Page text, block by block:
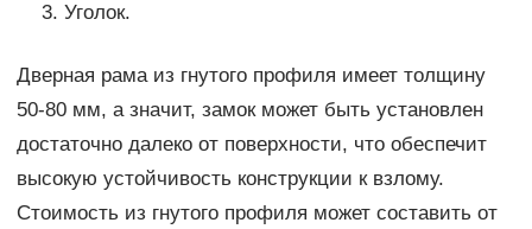
Уголок.
Дверная рама из гнутого профиля имеет толщину
50-80 мм, а значит, замок может быть установлен
достаточно далеко от поверхности, что обеспечит
высокую устойчивость конструкции к взлому.
Стоимость из гнутого профиля может составить от